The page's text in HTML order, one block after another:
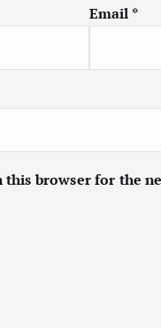
Email *
this browser for the